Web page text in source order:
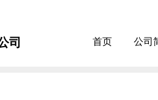
司
首页 公司